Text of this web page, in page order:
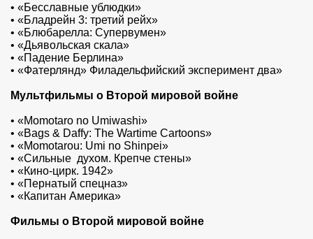
• «Бесславные ублюдки»
• «Бладрейн 3: третий рейх»
• «Блюбарелла: Супервумен»
• «Дьявольская скала»
• «Падение Берлина»
• «Фатерлянд» Филадельфийский эксперимент два»
Мультфильмы о Второй мировой войне
• «Momotaro no Umiwashi»
• «Bags & Daffy: The Wartime Cartoons»
• «Momotarou: Umi no Shinpei»
• «Сильные духом. Крепче стены»
• «Кино-цирк. 1942»
• «Пернатый спецназ»
• «Капитан Америка»
Фильмы о Второй мировой войне